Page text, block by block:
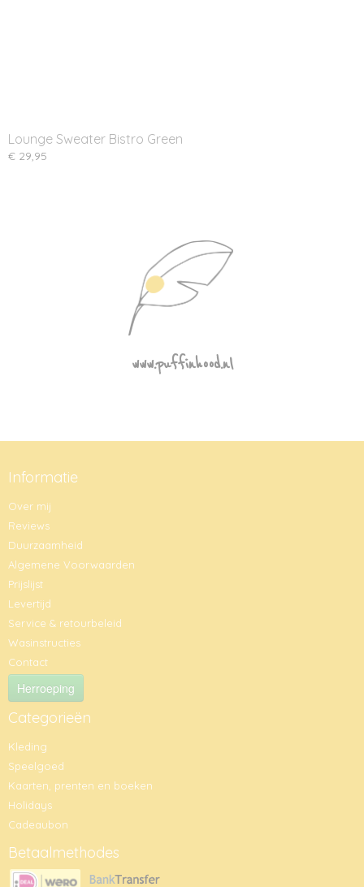
Lounge Sweater Bistro Green
€ 29,95
www.puffinhood.nl
Informatie
Over mij
Reviews
Duurzaamheid
Algemene Voorwaarden
Prijslijst
Levertijd
Service & retourbeleid
Wasinstructies
Contact
Herroeping
Categorieën
Kleding
Speelgoed
Kaarten, prenten en boeken
Holidays
Cadeaubon
Betaalmethodes